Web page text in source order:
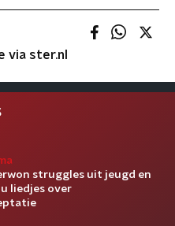
via ster.nl
struggles uit jeugd en
liedjes over